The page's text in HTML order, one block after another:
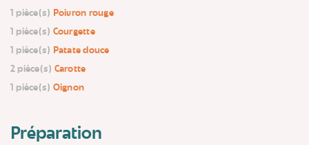
1 pièce(s) Poivron rouge
1 pièce(s) Courgette
1 pièce(s) Patate douce
2 pièce(s) Carotte
1 pièce(s) Oignon
Préparation